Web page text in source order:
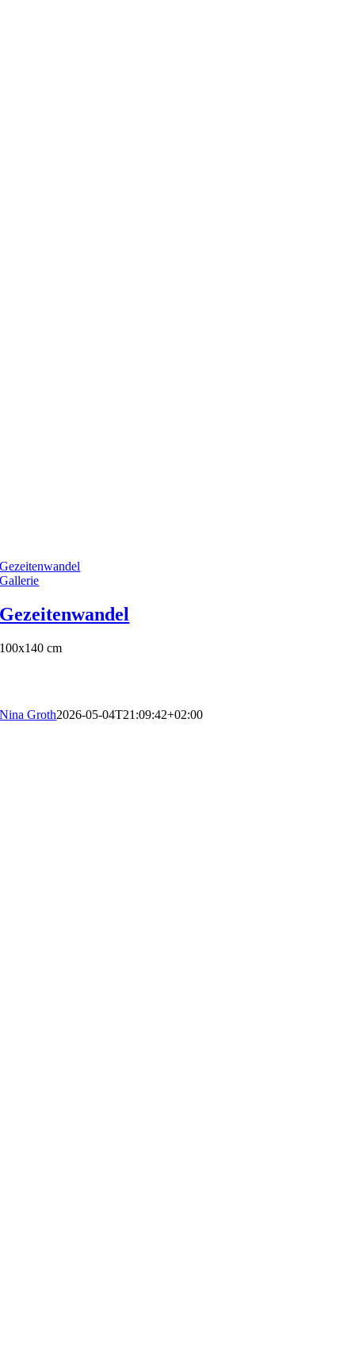
Gezeitenwandel
Gallerie
Gezeitenwandel
100x140 cm
Nina Groth2026-05-04T21:09:42+02:00